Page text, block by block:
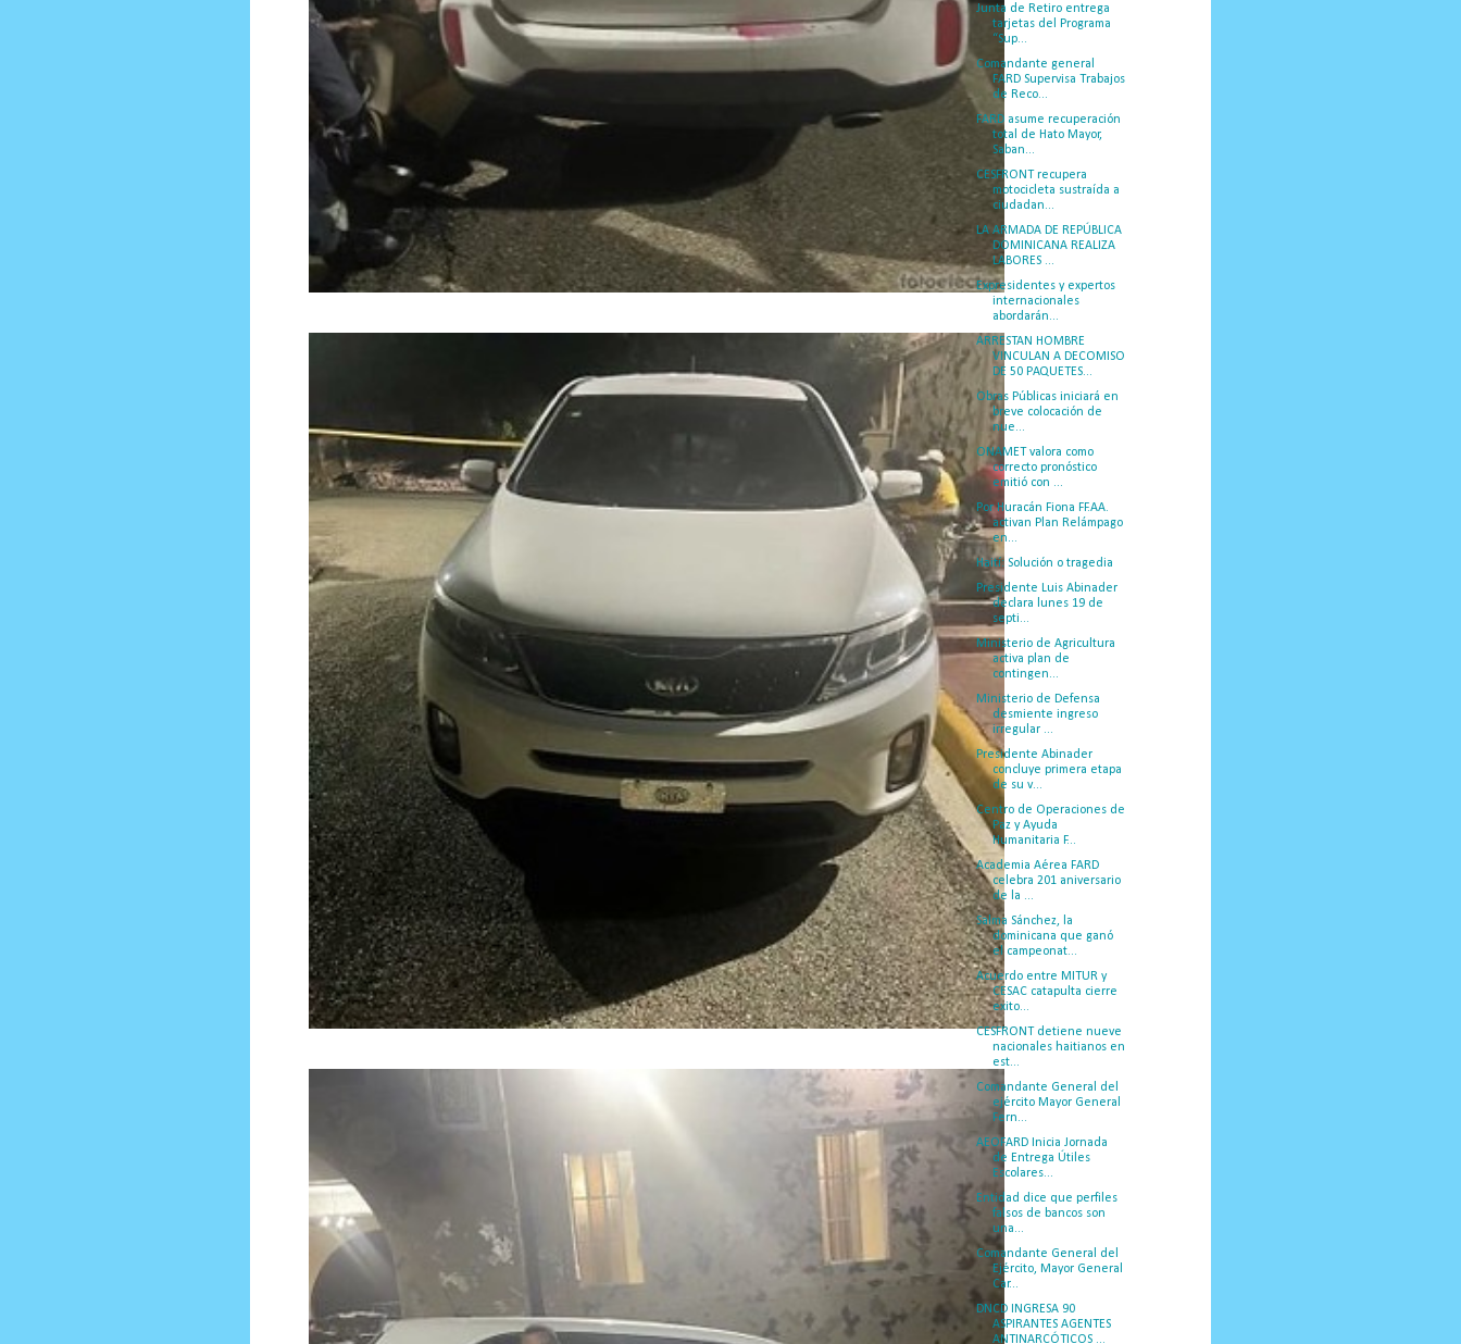
Junta de Retiro entrega
tarjetas del Programa
“Sup...
Comandante general
FARD Supervisa Trabajos
de Reco...
FARD asume recuperación
total de Hato Mayor,
Saban...
CESFRONT recupera
motocicleta sustraída a
ciudadan...
LA ARMADA DE REPÚBLICA
DOMINICANA REALIZA
LABORES ...
Expresidentes y expertos
internacionales
abordarán...
ARRESTAN HOMBRE
VINCULAN A DECOMISO
DE 50 PAQUETES...
Obras Públicas iniciará en
breve colocación de
nue...
ONAMET valora como
correcto pronóstico
emitió con ...
Por Huracán Fiona FF.AA.
activan Plan Relámpago
en...
Haití: Solución o tragedia
Presidente Luis Abinader
declara lunes 19 de
septi...
Ministerio de Agricultura
activa plan de
contingen...
Ministerio de Defensa
desmiente ingreso
irregular ...
Presidente Abinader
concluye primera etapa
de su v...
Centro de Operaciones de
Paz y Ayuda
Humanitaria F...
Academia Aérea FARD
celebra 201 aniversario
de la ...
Salma Sánchez, la
dominicana que ganó
el campeonat...
Acuerdo entre MITUR y
CESAC catapulta cierre
exito...
CESFRONT detiene nueve
nacionales haitianos en
est...
Comandante General del
ejército Mayor General
Fern...
AEOFARD Inicia Jornada
de Entrega Útiles
Escolares...
Entidad dice que perfiles
falsos de bancos son
una...
Comandante General del
Ejército, Mayor General
Car...
DNCD INGRESA 90
ASPIRANTES AGENTES
ANTINARCÓTICOS ...